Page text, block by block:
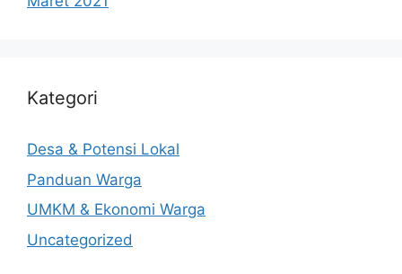
Kategori
Desa & Potensi Lokal
Panduan Warga
UMKM & Ekonomi Warga
Uncategorized